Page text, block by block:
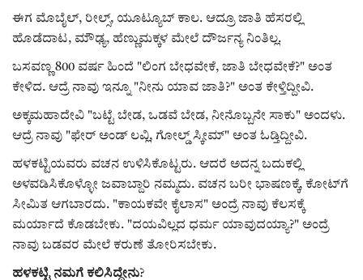
ಈಗ ಮೊಬೈಲ್, ರೀಲ್ಸ್, ಯೂಟ್ಯೂಬ್ ಕಾಲ. ಆದ್ರೂ ಜಾತಿ ಹೆಸರಲ್ಲಿ
ಹೊಡೆದಾಟ, ಮೌಢ್ಯ, ಹೆಣ್ಣುಮಕ್ಕಳ ಮೇಲೆ ದೌರ್ಜನ್ಯ ನಿಂತಿಲ್ಲ.
ಬಸವಣ್ಣ 800 ವರ್ಷ ಹಿಂದೆ "ಲಿಂಗ ಬೇಧವೇಕೆ, ಜಾತಿ ಬೇಧವೇಕೆ?" ಅಂತ
ಕೇಳಿದ. ಆದ್ರೆ ನಾವು ಇನ್ನೂ "ನೀನು ಯಾವ ಜಾತಿ?" ಅಂತ ಕೇಳ್ತಿದ್ದೀವಿ.
ಅಕ್ಕಮಹಾದೇವಿ "ಬಟ್ಟೆ ಬೇಡ, ಒಡವೆ ಬೇಡ, ನೀನೊಬ್ಬನೇ ಸಾಕು" ಅಂದಳು.
ಆದ್ರೆ ನಾವು "ಫೇರ್ ಅಂಡ್ ಲವ್ಲಿ, ಗೋಲ್ಡ್ ಸ್ಕೀಮ್" ಅಂತ ಓಡ್ತಿದ್ದೀವಿ.
ಹಳಕಟ್ಟಿಯವರು ವಚನ ಉಳಿಸಿಕೊಟ್ಟರು. ಆದರೆ ಅದನ್ನ ಬದುಕಲ್ಲಿ
ಅಳವಡಿಸಿಕೊಳ್ಳೋ ಜವಾಬ್ದಾರಿ ನಮ್ಮದು. ವಚನ ಬರೀ ಭಾಷಣಕ್ಕೆ, ಕೋಟ್‌ಗೆ
ಸೀಮಿತ ಆಗಬಾರದು. "ಕಾಯಕವೇ ಕೈಲಾಸ" ಅಂದ್ರೆ ನಾವು ಕೆಲಸಕ್ಕೆ
ಮರ್ಯಾದೆ ಕೊಡಬೇಕು. "ದಯವಿಲ್ಲದ ಧರ್ಮ ಯಾವುದಯ್ಯಾ?" ಅಂದ್ರೆ
ನಾವು ಬಡವರ ಮೇಲೆ ಕರುಣೆ ತೋರಿಸಬೇಕು.
ಹಳಕಟ್ಟಿ ನಮಗೆ ಕಲಿಸಿದ್ದೇನು?